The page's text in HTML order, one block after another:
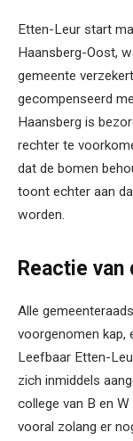
Etten-Leur start
Haansberg-Oost,
gemeente
gecompenseerd
Haansberg is
rechter te
dat de bomen
toont echter aan
worden.
Reactie
Alle
voorgenomen kap,
Leefbaar Etten-
zich inmiddels
college van B en
vooral zolang er